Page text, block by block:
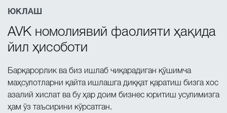
ЮКЛАШ
AVK номолиявий фаолияти ҳақида
йил ҳисоботи
Барқарорлик ва биз ишлаб чиқарадиган қўшимча
маҳсулотларни қайта ишлашга диққат қаратиш бизга хос
азалий хислат ва бу ҳар доим бизнес юритиш усулимизга
ҳам ўз таъсирини кўрсатган.